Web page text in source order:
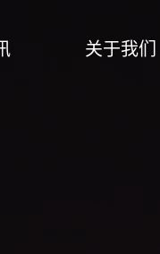
关于我们